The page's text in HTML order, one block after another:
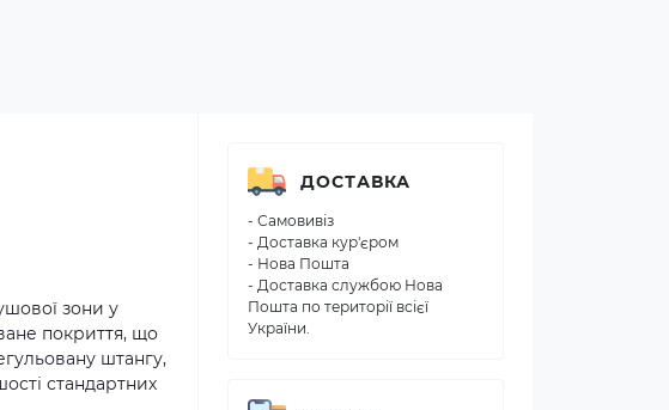
зони у
покриття, що
штангу,
стандартних
ДОСТАВКА
- Самовивіз
- Доставка кур'єром
- Нова Пошта
- Доставка службою Нова
Пошта по території всієї
України.